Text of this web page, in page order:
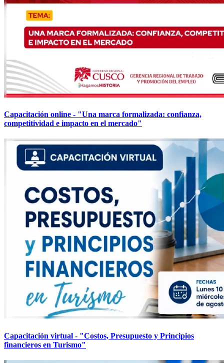
Capacitación online - "Una marca formalizada: confianza,
competitividad e impacto en el mercado"
Capacitación virtual - "Costos, Presupuesto y Principios
financieros en Turismo"